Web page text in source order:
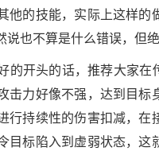
他的技能，实际上这样
也不算是什么错误，但
的开头的话，推荐大家
击力好像不强，达到目
行持续性的伤害扣减，
目标陷入到虚弱状态，这